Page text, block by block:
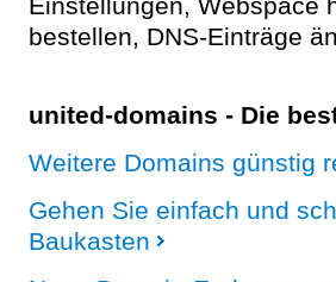
bestellen, DNS-Einträge
united-domains - Die
Weitere Domains günstig
Gehen Sie einfach und
Baukasten